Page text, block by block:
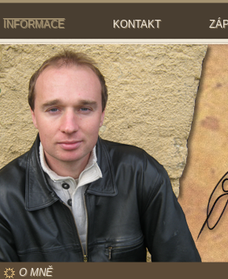
INFORMACE KONTAKT
O MNĚ